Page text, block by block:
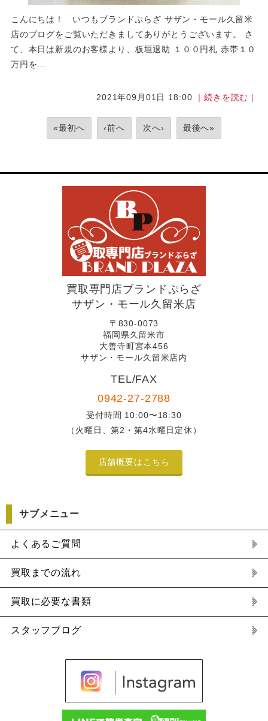
こんにちは！ いつもブランドぷらざ サザン・モール久留米
店のブログをご覧いただきましてありがとうございます。 さ
て、本日は新規のお客様より、板垣退助 １００円札 赤帯１０
万円を...
2021年09月01日 18:00 ｜続きを読む｜
«最初へ ‹前へ 次へ› 最後へ»
買取専門店ブランドぷらざ
サザン・モール久留米店
〒830-0073
福岡県久留米市
大善寺町宮本456
サザン・モール久留米店内
TEL/FAX
0942-27-2788
受付時間 10:00〜18:30
（火曜日、第2・第4水曜日定休）
店舗概要はこちら
サブメニュー
よくあるご質問
買取までの流れ
買取に必要な書類
スタッフブログ